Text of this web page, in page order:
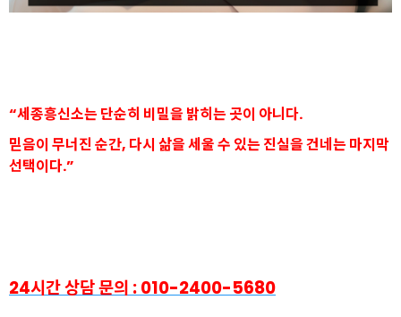
“세종흥신소는 단순히 비밀을 밝히는 곳이 아니다.
믿음이 무너진 순간, 다시 삶을 세울 수 있는 진실을 건네는 마지막
선택이다.”
24시간 상담 문의 : 010-2400-5680